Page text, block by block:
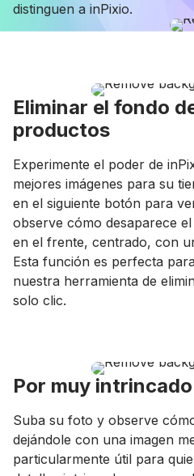
distinguen a inPixio.
Eliminar el fondo
productos
Experimente el poder de
mejores imágenes para su
en el siguiente botón para
observe cómo desaparece
en el frente, centrado, con
Esta función es perfecta
nuestra herramienta de
solo clic.
Por muy
Suba su foto y observe
dejándole con una imagen
particularmente útil para